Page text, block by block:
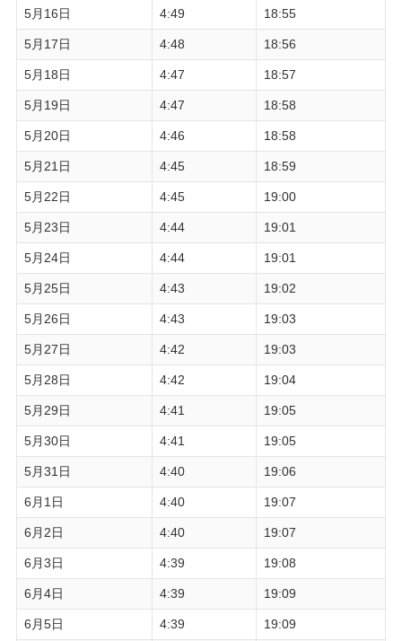
5月16日 4:49 18:55
5月17日 4:48 18:56
5月18日 4:47 18:57
5月19日 4:47 18:58
5月20日 4:46 18:58
5月21日 4:45 18:59
5月22日 4:45 19:00
5月23日 4:44 19:01
5月24日 4:44 19:01
5月25日 4:43 19:02
5月26日 4:43 19:03
5月27日 4:42 19:03
5月28日 4:42 19:04
5月29日 4:41 19:05
5月30日 4:41 19:05
5月31日 4:40 19:06
6月1日 4:40 19:07
6月2日 4:40 19:07
6月3日 4:39 19:08
6月4日 4:39 19:09
6月5日 4:39 19:09